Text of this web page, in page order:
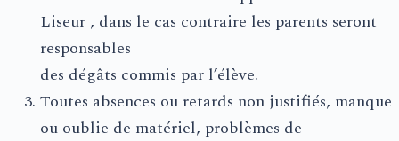
Liseur , dans le cas contraire les parents seront
responsables
des dégâts commis par l’élève.
Toutes absences ou retards non justifiés, manque
ou oublie de matériel, problèmes de